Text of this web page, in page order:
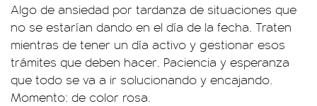
Algo de ansiedad por tardanza de situaciones que
no se estarían dando en el día de la fecha. Traten
mientras de tener un día activo y gestionar esos
trámites que deben hacer. Paciencia y esperanza
que todo se va a ir solucionando y encajando.
Momento: de color rosa.